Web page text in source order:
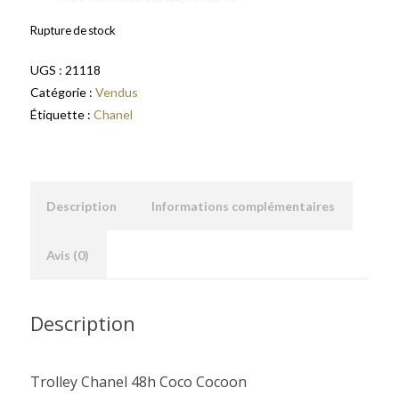
Rupture de stock
UGS : 21118
Catégorie : Vendus
Étiquette : Chanel
Description Informations complémentaires
Avis (0)
Description
Trolley Chanel 48h Coco Cocoon